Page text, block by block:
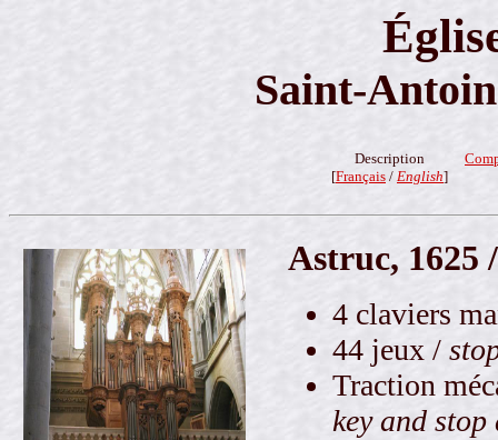
Saint-
Description
[Français / English]
Astruc, 1625
4 claviers
44 jeux /
Traction
key and